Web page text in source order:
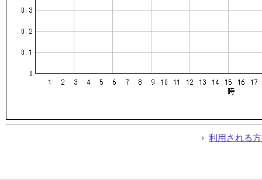
利用される